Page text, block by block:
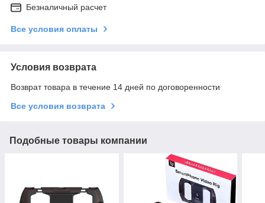
Безналичный расчет
Все условия оплаты
Условия возврата
Возврат товара в течение 14 дней по договоренности
Все условия возврата
Подобные товары компании